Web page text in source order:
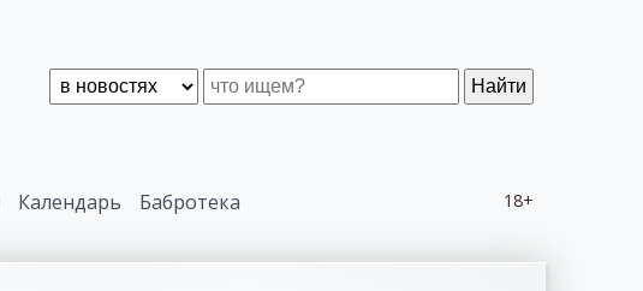
Найти
18+
Календарь Бабротека